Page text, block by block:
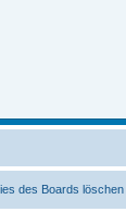
des Boards löschen